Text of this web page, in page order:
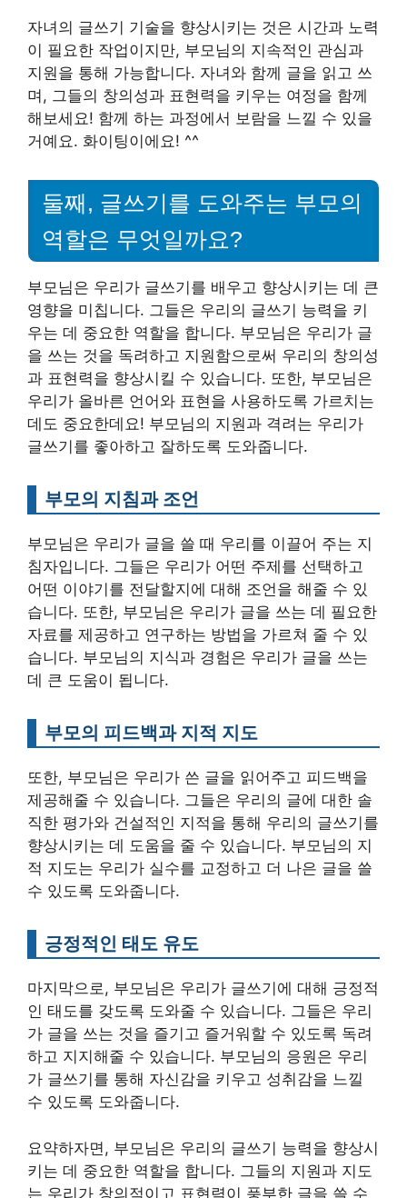
자녀의 글쓰기 기술을 향상시키는 것은 시간과 노력
이 필요한 작업이지만, 부모님의 지속적인 관심과
지원을 통해 가능합니다. 자녀와 함께 글을 읽고 쓰
며, 그들의 창의성과 표현력을 키우는 여정을 함께
해보세요! 함께 하는 과정에서 보람을 느낄 수 있을
거예요. 화이팅이에요! ^^
둘째, 글쓰기를 도와주는 부모의
역할은 무엇일까요?
부모님은 우리가 글쓰기를 배우고 향상시키는 데 큰
영향을 미칩니다. 그들은 우리의 글쓰기 능력을 키
우는 데 중요한 역할을 합니다. 부모님은 우리가 글
을 쓰는 것을 독려하고 지원함으로써 우리의 창의성
과 표현력을 향상시킬 수 있습니다. 또한, 부모님은
우리가 올바른 언어와 표현을 사용하도록 가르치는
데도 중요한데요! 부모님의 지원과 격려는 우리가
글쓰기를 좋아하고 잘하도록 도와줍니다.
부모의 지침과 조언
부모님은 우리가 글을 쓸 때 우리를 이끌어 주는 지
침자입니다. 그들은 우리가 어떤 주제를 선택하고
어떤 이야기를 전달할지에 대해 조언을 해줄 수 있
습니다. 또한, 부모님은 우리가 글을 쓰는 데 필요한
자료를 제공하고 연구하는 방법을 가르쳐 줄 수 있
습니다. 부모님의 지식과 경험은 우리가 글을 쓰는
데 큰 도움이 됩니다.
부모의 피드백과 지적 지도
또한, 부모님은 우리가 쓴 글을 읽어주고 피드백을
제공해줄 수 있습니다. 그들은 우리의 글에 대한 솔
직한 평가와 건설적인 지적을 통해 우리의 글쓰기를
향상시키는 데 도움을 줄 수 있습니다. 부모님의 지
적 지도는 우리가 실수를 교정하고 더 나은 글을 쓸
수 있도록 도와줍니다.
긍정적인 태도 유도
마지막으로, 부모님은 우리가 글쓰기에 대해 긍정적
인 태도를 갖도록 도와줄 수 있습니다. 그들은 우리
가 글을 쓰는 것을 즐기고 즐거워할 수 있도록 독려
하고 지지해줄 수 있습니다. 부모님의 응원은 우리
가 글쓰기를 통해 자신감을 키우고 성취감을 느낄
수 있도록 도와줍니다.
요약하자면, 부모님은 우리의 글쓰기 능력을 향상시
키는 데 중요한 역할을 합니다. 그들의 지원과 지도
는 우리가 창의적이고 표현력이 풍부한 글을 쓸 수